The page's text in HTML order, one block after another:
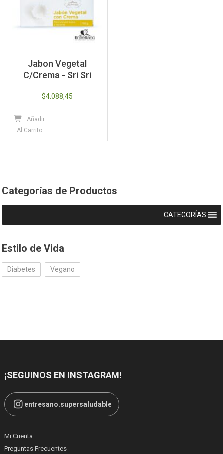
Jabon Vegetal
C/Crema - Sri Sri
$4.088,45
Añadir
Al Carrito
Categorías de Productos
CATEGORÍAS
Estilo de Vida
Diabetes Vegano
¡SEGUINOS EN INSTAGRAM!
entresano.supersaludable
Mi Cuenta
Preguntas Frecuentes